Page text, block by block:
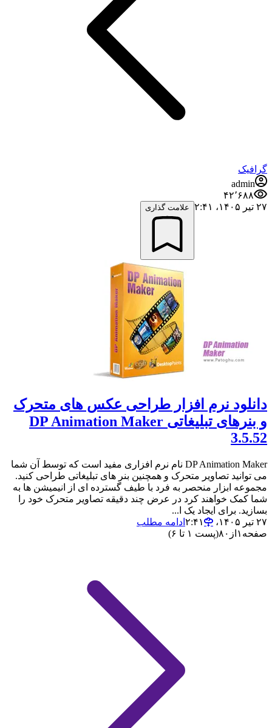
گرافیک
admin
۴۲٬۶۸۸
۲۷ تیر ۱۴۰۵،‏ ۲:۴۱
علامت گذاری
دانلود نرم افزار طراحی عکس های متحرک
و بنرهای تبلیغاتی DP Animation Maker
3.5.52
DP Animation Maker نام نرم افزاری مفید است که توسط آن شما
می توانید تصاویر متحرک و همچنین بنر های تبلیغاتی طراحی کنید.
مجموعه ابزار منحصر به فرد با طیف گسترده ای از انیمیشن ها به
شما کمک خواهند کرد در عرض چند دقیقه تصاویر متحرک خود را
بسازید. برای ایجاد یک ا...
۲۷ تیر ۱۴۰۵،‏ ۲:۴۱
ادامه مطلب
صفحه ۱ از ۸۰(پست ۱ تا ۶)